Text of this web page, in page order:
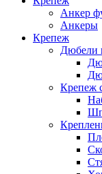
Анкер
Анкеры
Крепеж
Дюбели
Крепеж